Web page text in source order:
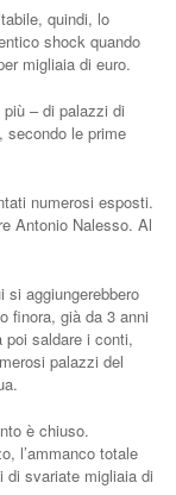
quindi, lo
shock quando
migliaia di euro.
– di palazzi di
secondo le prime
numerosi esposti.
Antonio Nalesso. Al
si aggiungerebbero
finora, già da 3 anni
poi saldare i conti,
palazzi del
è chiuso.
l’ammanco totale
di svariate migliaia di